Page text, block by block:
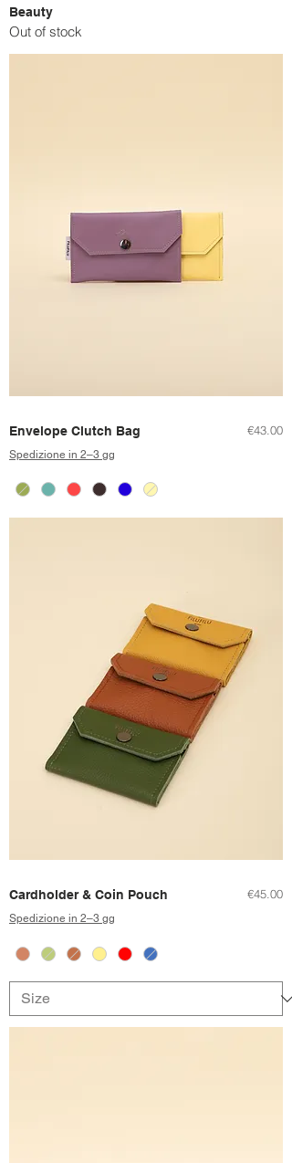
Beauty
Out of stock
Envelope Clutch Bag Price
€43.00
Spedizione in 2–3 gg
Cardholder & Coin Pouch Price
€45.00
Spedizione in 2–3 gg